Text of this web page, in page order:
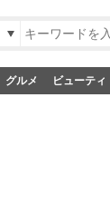
グルメ ビューティ